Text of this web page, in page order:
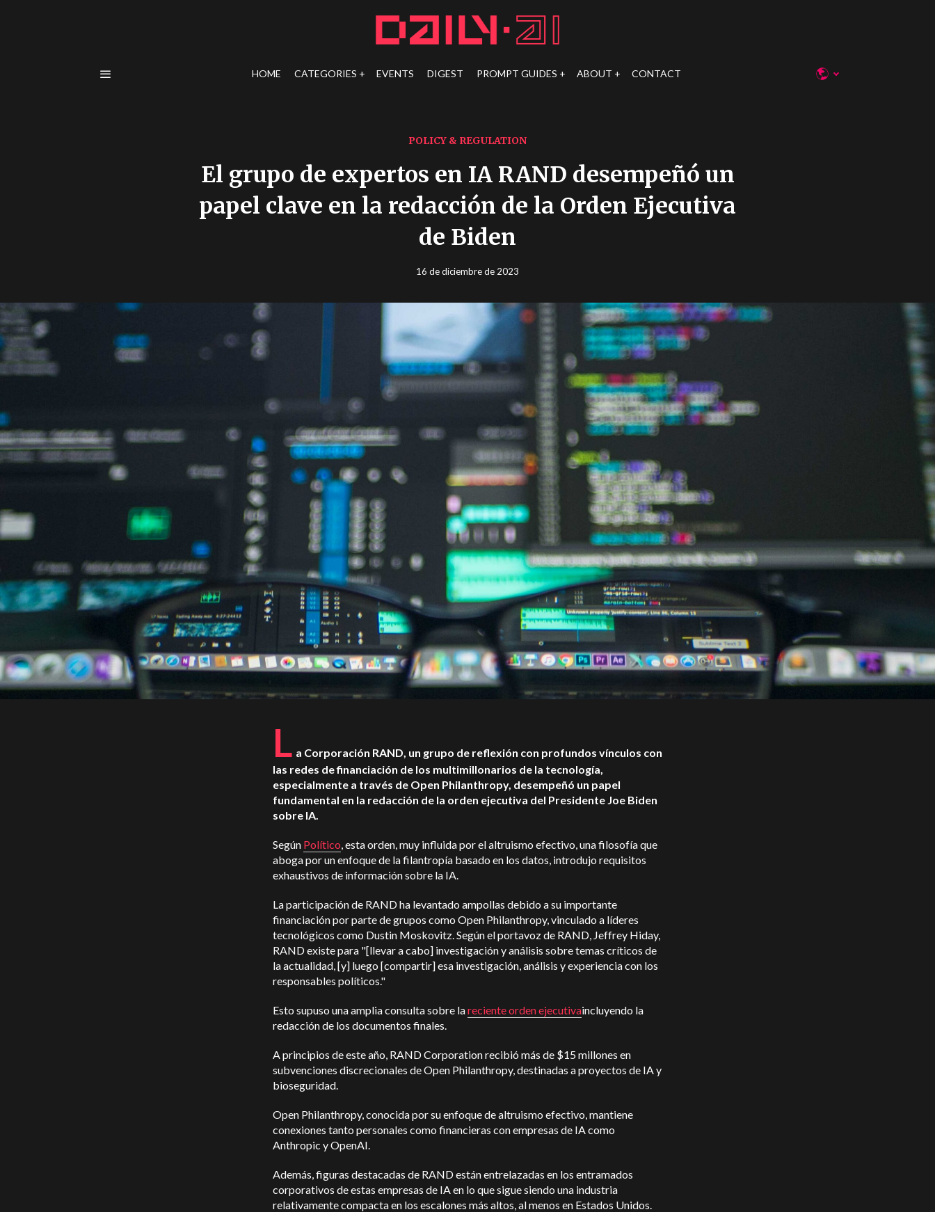
HOME CATEGORIES EVENTS DIGEST PROMPT GUIDES ABOUT CONTACT
POLICY & REGULATION
El grupo de expertos en IA RAND desempeñó un
papel clave en la redacción de la Orden Ejecutiva
de Biden
16 de diciembre de 2023
L a Corporación RAND, un grupo de reflexión con profundos vínculos con
las redes de financiación de los multimillonarios de la tecnología,
especialmente a través de Open Philanthropy, desempeñó un papel
fundamental en la redacción de la orden ejecutiva del Presidente Joe Biden
sobre IA.
Según Político, esta orden, muy influida por el altruismo efectivo, una filosofía que
aboga por un enfoque de la filantropía basado en los datos, introdujo requisitos
exhaustivos de información sobre la IA.
La participación de RAND ha levantado ampollas debido a su importante
financiación por parte de grupos como Open Philanthropy, vinculado a líderes
tecnológicos como Dustin Moskovitz. Según el portavoz de RAND, Jeffrey Hiday,
RAND existe para "[llevar a cabo] investigación y análisis sobre temas críticos de
la actualidad, [y] luego [compartir] esa investigación, análisis y experiencia con los
responsables políticos."
Esto supuso una amplia consulta sobre lareciente orden ejecutivaincluyendo la
redacción de los documentos finales.
A principios de este año, RAND Corporation recibió más de $15 millones en
subvenciones discrecionales de Open Philanthropy, destinadas a proyectos de IA y
bioseguridad.
Open Philanthropy, conocida por su enfoque de altruismo efectivo, mantiene
conexiones tanto personales como financieras con empresas de IA como
Anthropic y OpenAI.
Además, figuras destacadas de RAND están entrelazadas en los entramados
corporativos de estas empresas de IA en lo que sigue siendo una industria
relativamente compacta en los escalones más altos, al menos en Estados Unidos.